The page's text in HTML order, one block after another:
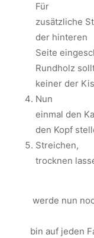
Für
zusätzliche
der hinteren
Seite
Rundholz
keiner der
Nun
einmal den
den Kopf
Streichen,
trocknen
werde nun
bin auf jeden